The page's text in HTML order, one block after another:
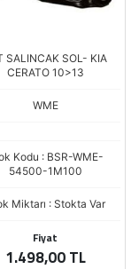
SALINCAK SOL- KIA
CERATO 10>13
WME
Kodu : BSR-WME-
54500-1M100
Miktarı : Stokta Var
Fiyat
1.498,00 TL